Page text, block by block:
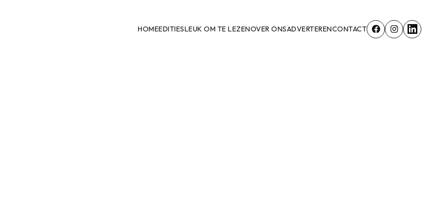
HOMEEDITIESLEUK OM TE LEZENOVER ONSADVERTERENCONTACT